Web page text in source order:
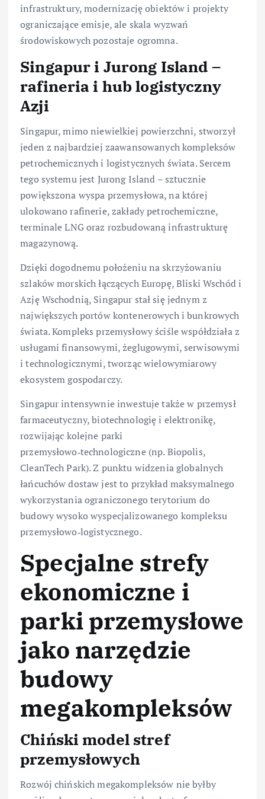
infrastruktury, modernizację obiektów i projekty
ograniczające emisje, ale skala wyzwań
środowiskowych pozostaje ogromna.
Singapur i Jurong Island –
rafineria i hub logistyczny
Azji
Singapur, mimo niewielkiej powierzchni, stworzył
jeden z najbardziej zaawansowanych kompleksów
petrochemicznych i logistycznych świata. Sercem
tego systemu jest Jurong Island – sztucznie
powiększona wyspa przemysłowa, na której
ulokowano rafinerie, zakłady petrochemiczne,
terminale LNG oraz rozbudowaną infrastrukturę
magazynową.
Dzięki dogodnemu położeniu na skrzyżowaniu
szlaków morskich łączących Europę, Bliski Wschód i
Azję Wschodnią, Singapur stał się jednym z
największych portów kontenerowych i bunkrowych
świata. Kompleks przemysłowy ściśle współdziała z
usługami finansowymi, żeglugowymi, serwisowymi
i technologicznymi, tworząc wielowymiarowy
ekosystem gospodarczy.
Singapur intensywnie inwestuje także w przemysł
farmaceutyczny, biotechnologię i elektronikę,
rozwijając kolejne parki
przemysłowo‑technologiczne (np. Biopolis,
CleanTech Park). Z punktu widzenia globalnych
łańcuchów dostaw jest to przykład maksymalnego
wykorzystania ograniczonego terytorium do
budowy wysoko wyspecjalizowanego kompleksu
przemysłowo‑logistycznego.
Specjalne strefy
ekonomiczne i
parki przemysłowe
jako narzędzie
budowy
megakompleksów
Chiński model stref
przemysłowych
Rozwój chińskich megakompleksów nie byłby